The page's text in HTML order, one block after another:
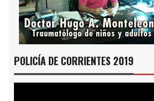
POLICÍA DE CORRIENTES 2019